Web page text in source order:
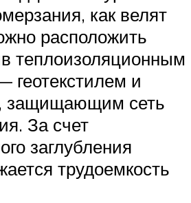
как велят
расположить
теплоизоляционным
геотекстилем и
защищающим сеть
За счет
заглубления
трудоемкость